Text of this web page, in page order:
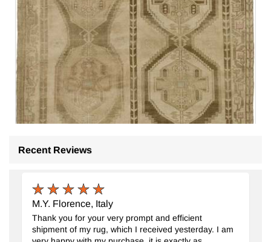
El Dokuma Vintage Hali
300 cm x 473 cm
137.798TL
Recent Reviews
M.Y. Florence, Italy
Thank you for your very prompt and efficient
shipment of my rug, which I received yesterday. I am